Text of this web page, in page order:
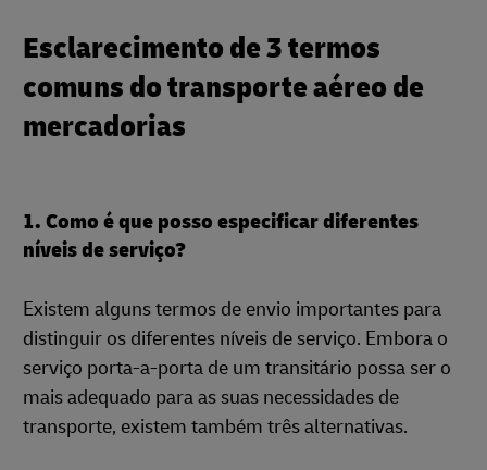
Esclarecimento de 3 termos
comuns do transporte aéreo de
mercadorias
1. Como é que posso especificar diferentes
níveis de serviço?
Existem alguns termos de envio importantes para
distinguir os diferentes níveis de serviço. Embora o
serviço porta-a-porta de um transitário possa ser o
mais adequado para as suas necessidades de
transporte, existem também três alternativas.